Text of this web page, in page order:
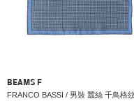
BEAMS F
FRANCO BASSI / 男裝 蠶絲 千鳥格